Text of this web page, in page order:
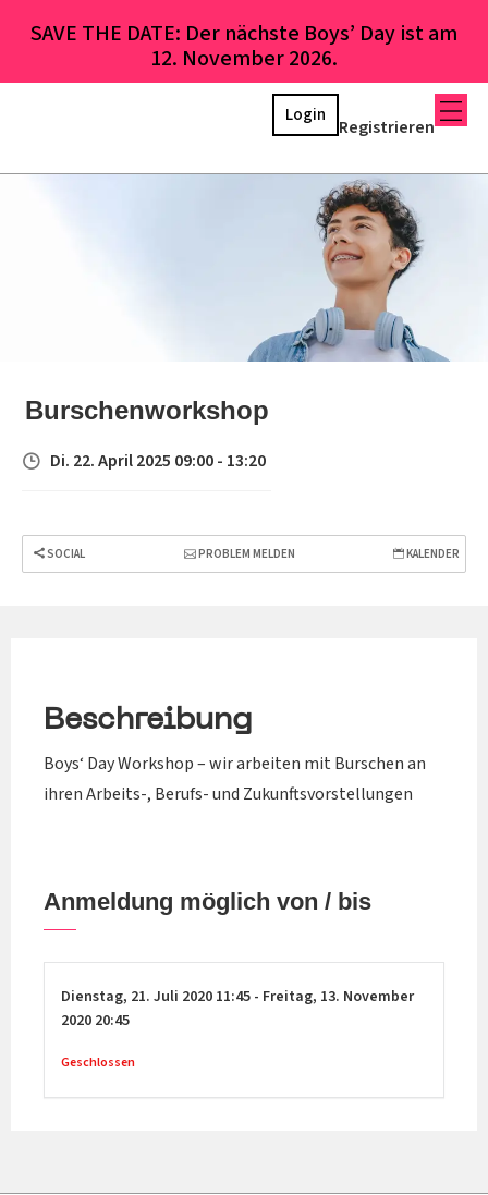
SAVE THE DATE: Der nächste Boys’ Day ist am
12. November 2026.
Registrieren
Login
Burschenworkshop
Di. 22. April 2025 09:00 - 13:20
SOCIAL PROBLEM MELDEN KALENDER
Beschreibung
Boys‘ Day Workshop – wir arbeiten mit Burschen an
ihren Arbeits-, Berufs- und Zukunftsvorstellungen
Anmeldung möglich von / bis
Dienstag, 21. Juli 2020 11:45 - Freitag, 13. November
2020 20:45
Geschlossen